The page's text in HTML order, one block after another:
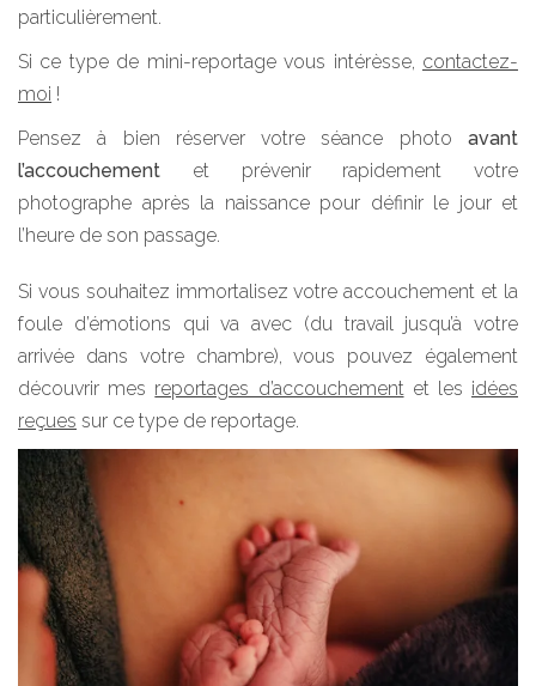
particulièrement.
Si ce type de mini-reportage vous intérèsse, contactez-
moi !
Pensez à bien réserver votre séance photo avant
l’accouchement et prévenir rapidement votre
photographe après la naissance pour définir le jour et
l’heure de son passage.
Si vous souhaitez immortalisez votre accouchement et la
foule d’émotions qui va avec (du travail jusqu’à votre
arrivée dans votre chambre), vous pouvez également
découvrir mes reportages d’accouchementet les idées
reçues sur ce type de reportage.